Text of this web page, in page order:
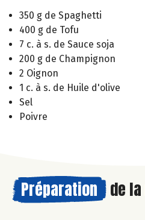
350 g de Spaghetti
400 g de Tofu
7 c. à s. de Sauce soja
200 g de Champignon
2 Oignon
1 c. à s. de Huile d'olive
Sel
Poivre
Préparation de la